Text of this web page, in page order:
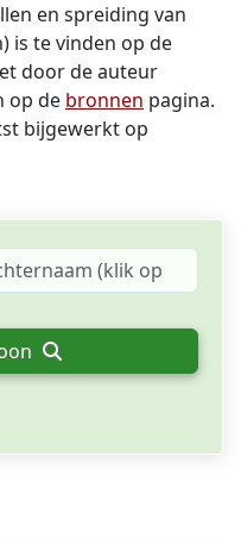
en spreiding van
is te vinden op de
door de auteur
op de bronnen pagina.
bijgewerkt op